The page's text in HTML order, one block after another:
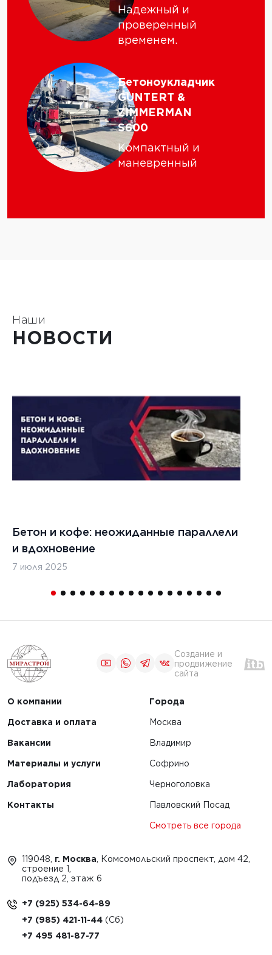
Надежный и
проверенный
временем.
Бетоноукладчик
GUNTERT &
ZIMMERMAN
S600
Компактный и
маневренный
Наши
НОВОСТИ
Бетон и кофе: неожиданные параллели
и вдохновение
7 июля 2025
Создание и
продвижение
сайта
О компании
Доставка и оплата
Вакансии
Материалы и услуги
Лаборатория
Контакты
Города
Москва
Владимир
Софрино
Черноголовка
Павловский Посад
Смотреть все города
119048, г. Москва , Комсомольский проспект, дом 42,
строение 1,
подъезд 2, этаж 6
+7 (925) 534-64-89
+7 (985) 421-11-44
+7 495 481-87-77